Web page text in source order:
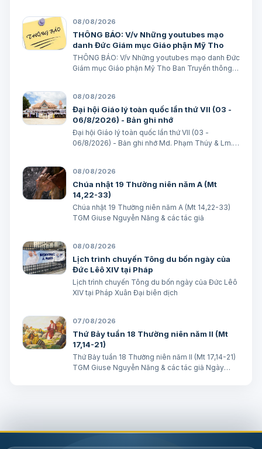
dâng hiến, thì được Thiên C…
08/08/2026
THÔNG BÁO: V/v Những youtubes mạo
danh Đức Giám mục Giáo phận Mỹ Tho
THÔNG BÁO: V/v Những youtubes mạo danh Đức
Giám mục Giáo phận Mỹ Tho Ban Truyền thông
Những youtubes mạo danh Đức Giám mục Giáo
phận Mỹ Tho Những…
08/08/2026
Đại hội Giáo lý toàn quốc lần thứ VII (03 -
06/8/2026) - Bản ghi nhớ
Đại hội Giáo lý toàn quốc lần thứ VII (03 -
06/8/2026) - Bản ghi nhớ Md. Phạm Thúy & Lm.
08/08/2026
Chúa nhật 19 Thường niên năm A (Mt
14,22-33)
Chúa nhật 19 Thường niên năm A (Mt 14,22-33)
TGM Giuse Nguyễn Năng & các tác giả
08/08/2026
Lịch trình chuyến Tông du bốn ngày của
Đức Lêô XIV tại Pháp
Lịch trình chuyến Tông du bốn ngày của Đức Lêô
XIV tại Pháp Xuân Đại biên dịch
07/08/2026
Thứ Bảy tuần 18 Thường niên năm II (Mt
17,14-21)
Thứ Bảy tuần 18 Thường niên năm II (Mt 17,14-21)
TGM Giuse Nguyễn Năng & các tác giả Ngày